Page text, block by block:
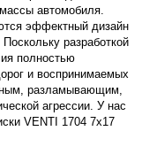
автомобиля.
эффектный дизайн
разработкой
полностью
и воспринимаемых
разламывающим,
агрессии. У нас
VENTI 1704 7x17